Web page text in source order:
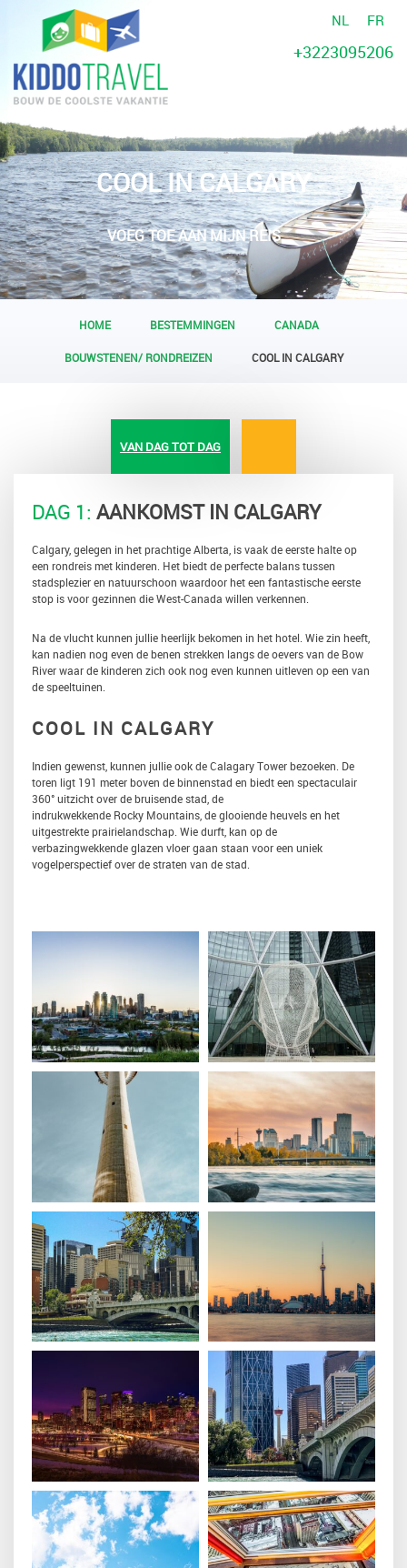
NL FR
+3223095206
COOL IN CALGARY
VOEG TOE AAN MIJN REIS
HOME BESTEMMINGEN CANADA
BOUWSTENEN/ RONDREIZEN COOL IN CALGARY
VAN DAG TOT DAG
DAG 1: AANKOMST IN CALGARY
Calgary, gelegen in het prachtige Alberta, is vaak de eerste halte op
een rondreis met kinderen. Het biedt de perfecte balans tussen
stadsplezier en natuurschoon waardoor het een fantastische eerste
stop is voor gezinnen die West-Canada willen verkennen.
Na de vlucht kunnen jullie heerlijk bekomen in het hotel. Wie zin heeft,
kan nadien nog even de benen strekken langs de oevers van de Bow
River waar de kinderen zich ook nog even kunnen uitleven op een van
de speeltuinen.
COOL IN CALGARY
Indien gewenst, kunnen jullie ook de Calagary Tower bezoeken. De
toren ligt 191 meter boven de binnenstad en biedt een spectaculair
360° uitzicht over de bruisende stad, de
indrukwekkende Rocky Mountains, de glooiende heuvels en het
uitgestrekte prairielandschap. Wie durft, kan op de
verbazingwekkende glazen vloer gaan staan voor een uniek
vogelperspectief over de straten van de stad.